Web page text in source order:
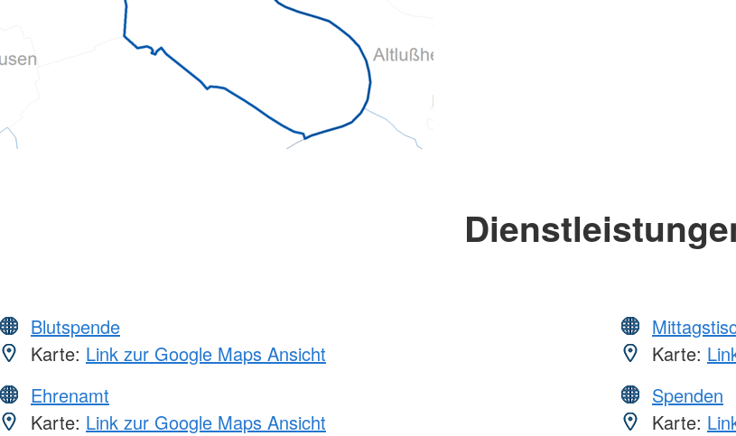
Blutspende
Karte: Link zur Google Maps Ansicht
Ehrenamt
Karte: Link zur Google Maps Ansicht
Karte:
Spenden
Karte: